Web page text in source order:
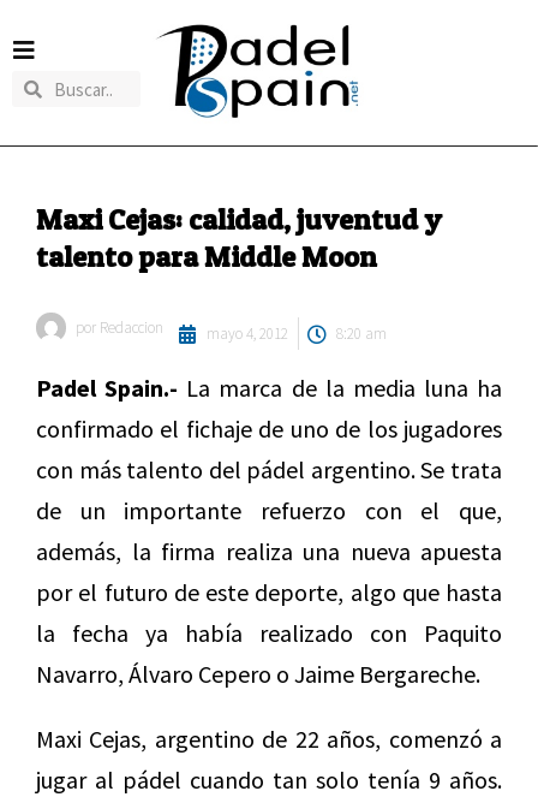
Maxi Cejas: calidad, juventud y
talento para Middle Moon
por Redaccion mayo 4, 2012 8:20 am
Padel Spain.- La marca de la media luna ha
confirmado el fichaje de uno de los jugadores
con más talento del pádel argentino. Se trata
de un importante refuerzo con el que,
además, la firma realiza una nueva apuesta
por el futuro de este deporte, algo que hasta
la fecha ya había realizado con Paquito
Navarro, Álvaro Cepero o Jaime Bergareche.
Maxi Cejas, argentino de 22 años, comenzó a
jugar al pádel cuando tan solo tenía 9 años.